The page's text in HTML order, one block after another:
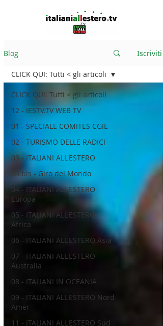
Blog Iscriviti
CLICK QUI: Tutti < gli articoli
12 - IESTV.TV WEB TV
01 - SPECIALE COMITES CGIE
02 - TURISMO DELLE RADICI
03 - ITALIANI ALL'ESTERO
03 bis - Giro del Mondo
04 - ITALIANI ALL'ESTERO
Europa
05 - ITALIANI ALL'ESTERO
Africa
06 - ITALIANI ALL'ESTERO Asia
07 - ITALIANI ALL'ESTERO
Australia
08 - ITALIANI IN OCEANIA
09 - ITALIANI ALL'ESTERO Nord
Amer
11 - ITALIANI ALL'ESTERO Sud
CLICK QUI: Tutti < gli articoli